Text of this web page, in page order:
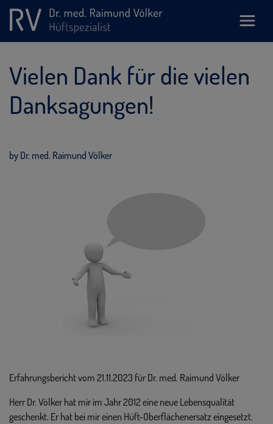
Vielen Dank für die vielen
Danksagungen!
by Dr. med. Raimund Völker
Erfahrungsbericht vom 21.11.2023 für Dr. med. Raimund Völker
Herr Dr. Völker hat mir im Jahr 2012 eine neue Lebensqualität
geschenkt. Er hat bei mir einen Hüft-Oberflächenersatz eingesetzt.